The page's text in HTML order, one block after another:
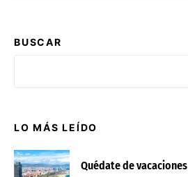
BUSCAR
LO MÁS LEÍDO
Quédate de vacaciones